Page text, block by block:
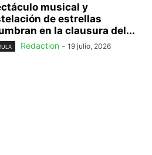
musical y
de estrellas
en la clausura del...
Redaction - 19 julio, 2026